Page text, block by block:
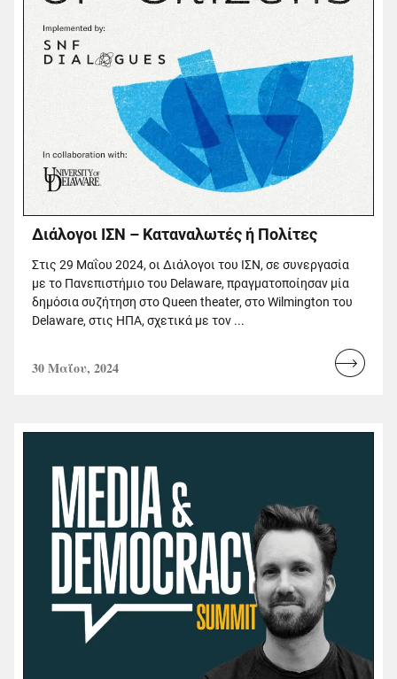
Διάλογοι ΙΣΝ – Καταναλωτές ή Πολίτες
Στις 29 Μαΐου 2024, οι Διάλογοι του ΙΣΝ, σε συνεργασία
με το Πανεπιστήμιο του Delaware, πραγματοποίησαν μία
δημόσια συζήτηση στο Queen theater, στο Wilmington του
Delaware, στις ΗΠΑ, σχετικά με τον ...
30 Μαΐου, 2024
Read